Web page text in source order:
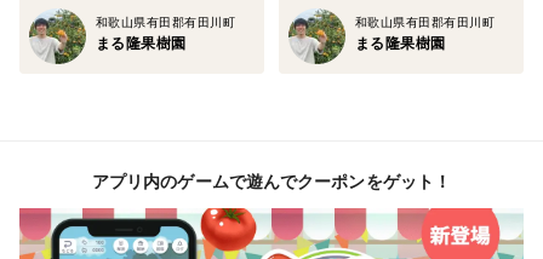
和歌山県有田郡有田川町
まる隆果樹園
和歌山県有田郡有田川町
まる隆果樹園
アプリ内のゲームで遊んでクーポンをゲット！